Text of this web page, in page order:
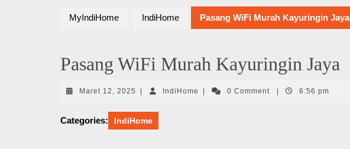
MyIndiHome IndiHome Pasang WiFi Murah Kayuringin Jaya
Pasang WiFi Murah Kayuringin Jaya
Maret 12, 2025 Maret
2025
IndiHome IndiHome0 Comment 6:56 pm
Categories: IndiHome